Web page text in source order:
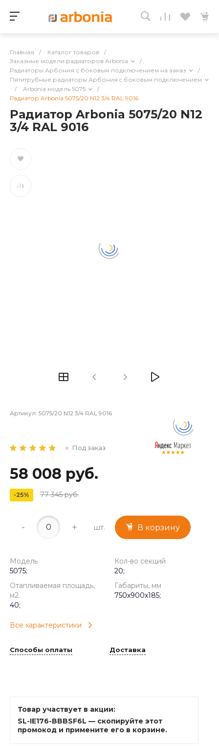
Главная / Каталог товаров
/
Заказные модели радиаторов Arbonia
/
Радиаторы Арбония с боковым подключением на заказ
/
Пятитрубные радиаторы Арбония c боковым подключением
/
Arbonia модель 5075
/
Радиатор Arbonia 5075/20 N12 3/4 RAL 9016
Радиатор Arbonia 5075/20 N12
3/4 RAL 9016
Артикул: 5075/20 N12 3/4 RAL 9016
Под заказ
58 008 руб.
-25% 77 345 руб.
- + шт. В корзину
Модель
5075;
Кол-во секций
20;
Отапливаемая площадь,
м2
40;
Габариты, мм
750x900x185;
Все характеристики
Способы оплаты Доставка
Товар участвует в акции:
SL-IE176-BBBSF6L — скопируйте этот
промокод и примените его в корзине.